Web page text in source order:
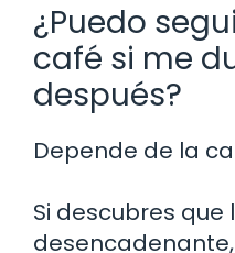
¿Puedo
café si me
después?
Depende de la
Si descubres